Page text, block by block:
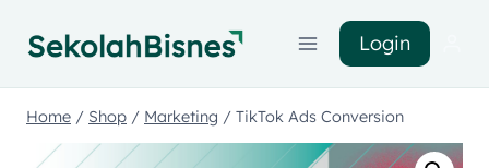
Login
Home / Shop / Marketing / TikTok Ads Conversion